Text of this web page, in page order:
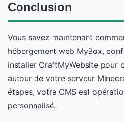
Conclusion
Vous savez maintenant
hébergement web MyBox,
installer CraftMyWebsite pour
autour de votre serveur
étapes, votre CMS est
personnalisé.